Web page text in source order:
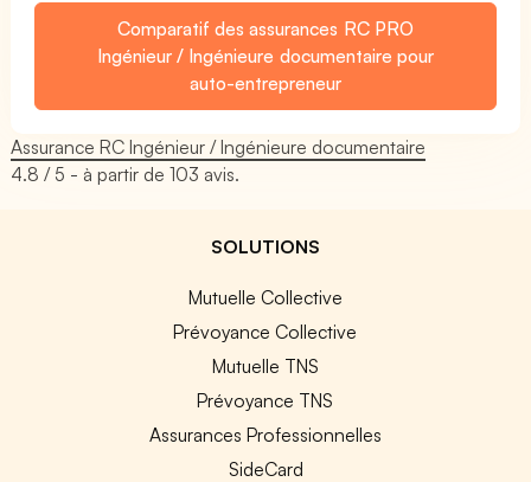
Comparatif des assurances RC PRO
Ingénieur / Ingénieure documentaire pour
auto-entrepreneur
Assurance RC Ingénieur / Ingénieure documentaire
4.8 / 5 - à partir de103 avis.
SOLUTIONS
Mutuelle Collective
Prévoyance Collective
Mutuelle TNS
Prévoyance TNS
Assurances Professionnelles
SideCard